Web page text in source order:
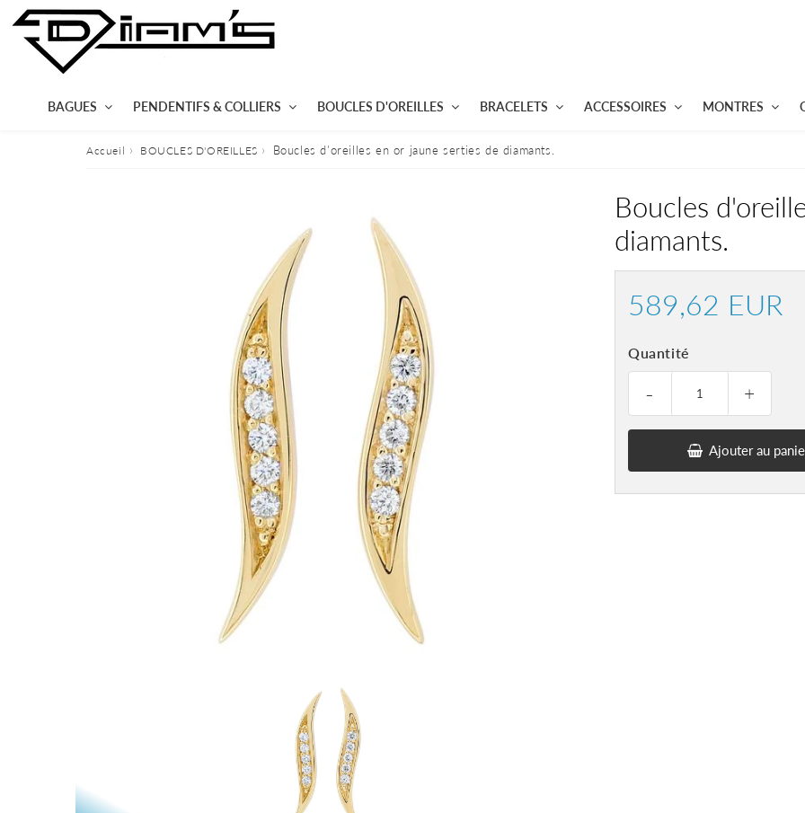
BAGUES PENDENTIFS & COLLIERS BOUCLES D'OREILLES BRACELETS ACCESSOIRES MONTRES
Accueil › BOUCLES D'OREILLES › Boucles d'oreilles en or jaune serties de diamants.
Boucles
diamants.
589,62 EUR
Quantité
+
-
Ajouter au